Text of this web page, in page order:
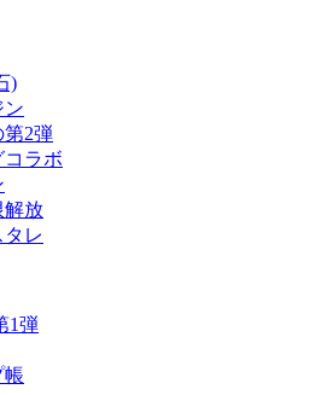
)
ン
2弾
コラボ
解放
レ
1弾
帳